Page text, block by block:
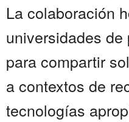
La colaboración
universidades
para compartir
a contextos de
tecnologías